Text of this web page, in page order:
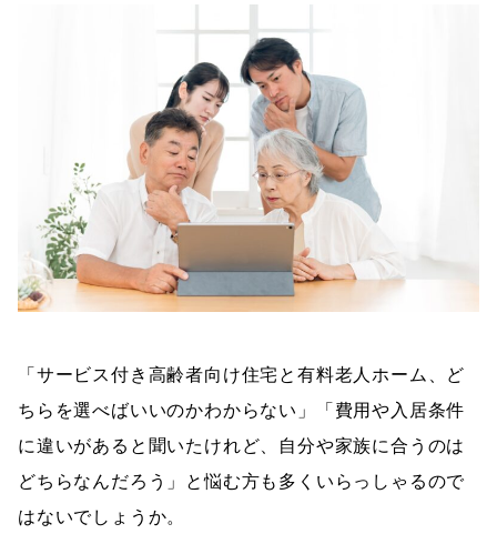
「サービス付き高齢者向け住宅と有料老人ホーム、ど
ちらを選べばいいのかわからない」「費用や入居条件
に違いがあると聞いたけれど、自分や家族に合うのは
どちらなんだろう」と悩む方も多くいらっしゃるので
はないでしょうか。